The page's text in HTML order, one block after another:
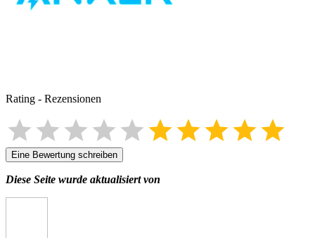
Rating - Rezensionen
Eine Bewertung schreiben
Diese Seite wurde aktualisiert von